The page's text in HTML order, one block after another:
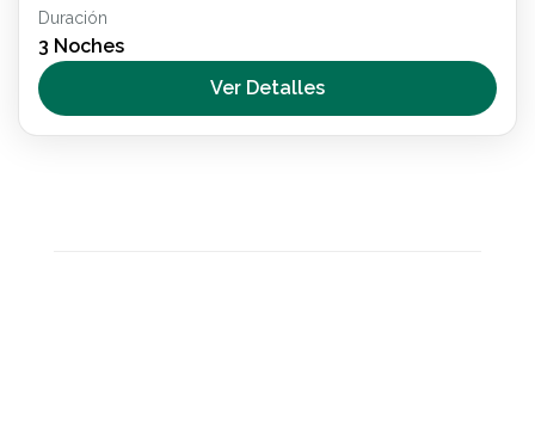
Internacional
2 People
Duración
3 Noches
Ver Detalles